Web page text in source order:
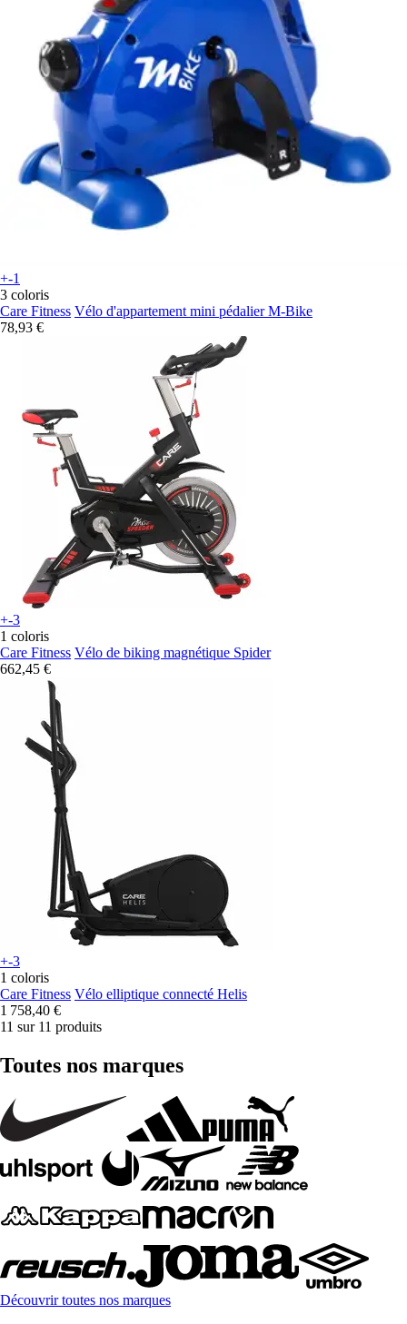
+-1
3 coloris
Care Fitness Vélo d'appartement mini pédalier M-Bike
78,93 €
+-3
1 coloris
Care Fitness Vélo de biking magnétique Spider
662,45 €
+-3
1 coloris
Care Fitness Vélo elliptique connecté Helis
1 758,40 €
11 sur 11 produits
Toutes nos marques
Découvrir toutes nos marques